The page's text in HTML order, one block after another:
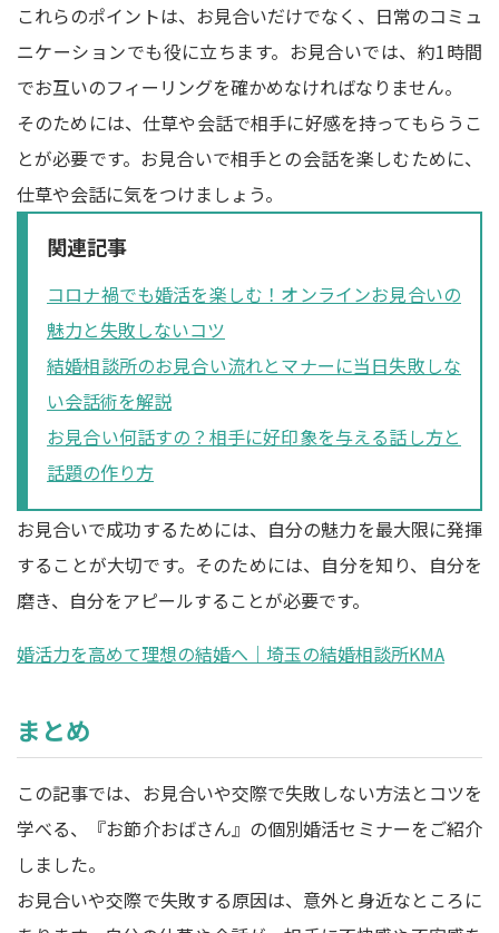
これらのポイントは、お見合いだけでなく、日常のコミュ
ニケーションでも役に立ちます。お見合いでは、約1時間
でお互いのフィーリングを確かめなければなりません。
そのためには、仕草や会話で相手に好感を持ってもらうこ
とが必要です。お見合いで相手との会話を楽しむために、
仕草や会話に気をつけましょう。
関連記事
コロナ禍でも婚活を楽しむ！オンラインお見合いの
魅力と失敗しないコツ
結婚相談所のお見合い流れとマナーに当日失敗しな
い会話術を解説
お見合い何話すの？相手に好印象を与える話し方と
話題の作り方
お見合いで成功するためには、自分の魅力を最大限に発揮
することが大切です。そのためには、自分を知り、自分を
磨き、自分をアピールすることが必要です。
婚活力を高めて理想の結婚へ｜埼玉の結婚相談所KMA
まとめ
この記事では、お見合いや交際で失敗しない方法とコツを
学べる、『お節介おばさん』の個別婚活セミナーをご紹介
しました。
お見合いや交際で失敗する原因は、意外と身近なところに